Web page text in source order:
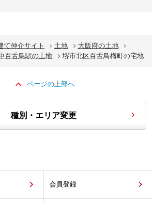
て仲介サイト 土地
大阪府の土地
百舌鳥駅の土地 堺市北区百舌鳥梅町の宅地
ページの上部へ
種別・エリア変更
会員登録